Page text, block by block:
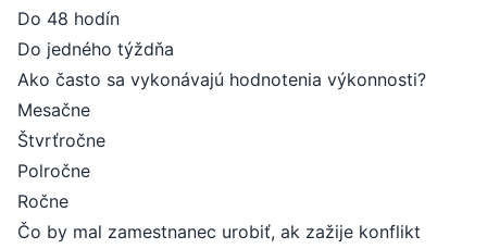
Do 48 hodín
Do jedného týždňa
Ako často sa vykonávajú hodnotenia výkonnosti?
Mesačne
Štvrťročne
Polročne
Ročne
Čo by mal zamestnanec urobiť, ak zažije konflikt